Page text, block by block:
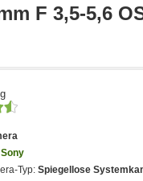
F 3,5-5,6
Sony
Typ:Spiegellose